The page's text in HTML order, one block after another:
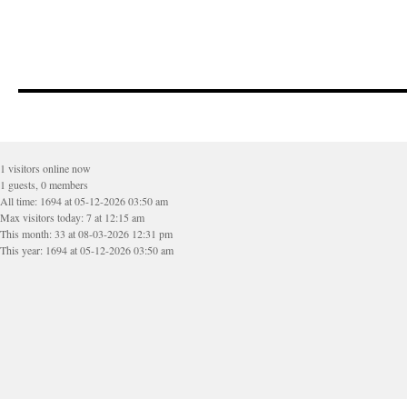
1 visitors online now
1 guests, 0 members
All time: 1694 at 05-12-2026 03:50 am
Max visitors today: 7 at 12:15 am
This month: 33 at 08-03-2026 12:31 pm
This year: 1694 at 05-12-2026 03:50 am